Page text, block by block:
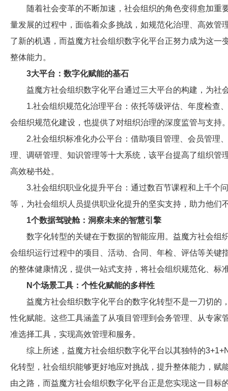
随着社会变革的不断加速，社会组织的角色变得愈加重
量发展的过程中，面临着众多挑战，如规范化治理、高效
了新的机遇，而益魔方社会组织数字化平台正努力成为这
整体能力。
3大平台：数字化赋能的基石
益魔方社会组织数字化平台通过三大平台的构建，为社
1.社会组织规范化治理平台：依托等级评估、年度检查
会组织规范化建设，也提供了对组织治理的深度监管与支持
2.社会组织标准化办公平台：借助项目管理、会员管理
理、调研管理、知识管理等十大系统，该平台提高了组织
高效秘书处。
3.社会组织职业化提升平台：通过数百节课程和上千个
等，为社会组织人员提供职业化提升的坚实支持，助力他们
1个数据驾驶舱：洞察未来的智慧引擎
数字化转型的关键在于数据的智能应用。益魔方社会组
会组织运行过程中的项目、活动、合同、年检、评估等关
的整体健康情况，提供一站式支持，将社会组织规范化、标
N个场景工具：个性化赋能的多样性
益魔方社会组织数字化平台的数字化转型不是一刀切的
性化赋能。这些工具涵盖了从项目管理到会务管理、从专
准选择工具，实现高效管理和服务。
综上所述，益魔方社会组织数字化平台以其独特的
化转型，社会组织能够更好地应对挑战，提升整体能力，
由之路，而益魔方社会组织数字化平台正是您实现这一目标